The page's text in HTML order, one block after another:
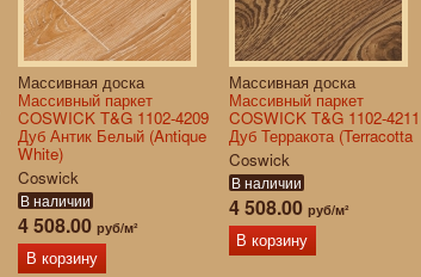
Массивная доска
Массивный паркет
COSWICK T&G 1102-4209
Дуб Антик Белый (Antique
White)
Coswick
В наличии
4 508.00руб/м²
В корзину
Массивная доска
Массивный паркет
COSWICK T&G 1102-4211
Дуб Терракота (Terracotta
Coswick
В наличии
4 508.00 руб/м²
В корзину